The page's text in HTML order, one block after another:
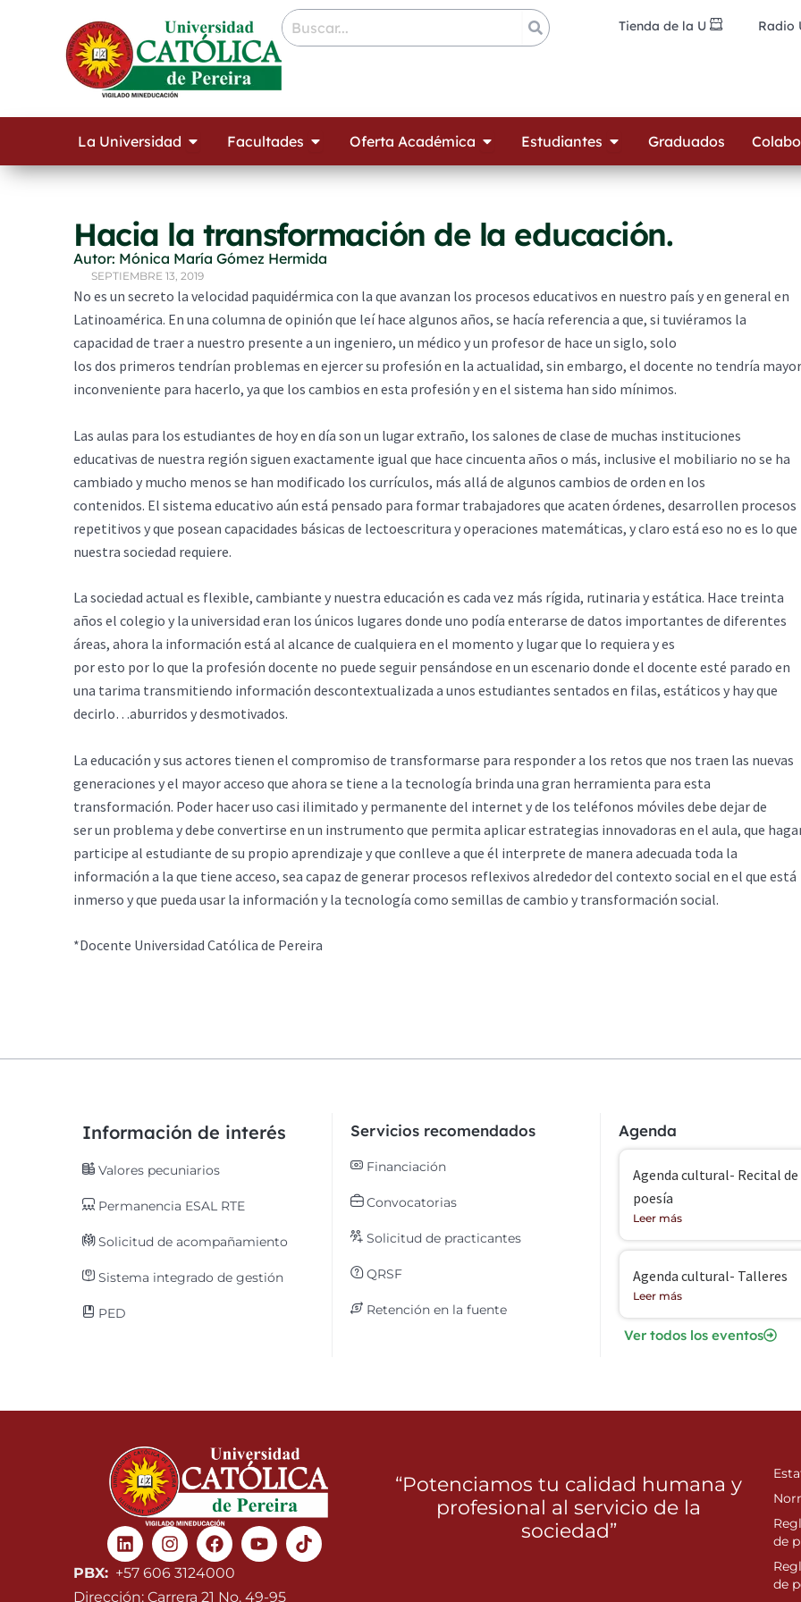
Tienda de la U Radio
La Universidad Open La Universidad
Facultades Open Facultades
Oferta Académica Open Oferta Académica
Estudiantes Open Estudiantes
Graduados
Hacia la transformación de la educación.
Autor: Mónica María Gómez Hermida
SEPTIEMBRE 13, 2019
No es un secreto la velocidad paquidérmica con la que avanzan los procesos educativos en nuestro país y en general en
Latinoamérica. En una columna de opinión que leí hace algunos años, se hacía referencia a que, si tuviéramos la
capacidad de traer a nuestro presente a un ingeniero, un médico y un profesor de hace un siglo, solo
los dos primeros tendrían problemas en ejercer su profesión en la actualidad, sin embargo, el docente no tendría mayor
inconveniente para hacerlo, ya que los cambios en esta profesión y en el sistema han sido mínimos.
Las aulas para los estudiantes de hoy en día son un lugar extraño, los salones de clase de muchas instituciones
educativas de nuestra región siguen exactamente igual que hace cincuenta años o más, inclusive el mobiliario no se ha
cambiado y mucho menos se han modificado los currículos, más allá de algunos cambios de orden en los
contenidos. El sistema educativo aún está pensado para formar trabajadores que acaten órdenes, desarrollen procesos
repetitivos y que posean capacidades básicas de lectoescritura y operaciones matemáticas, y claro está eso no es lo que
nuestra sociedad requiere.
La sociedad actual es flexible, cambiante y nuestra educación es cada vez más rígida, rutinaria y estática. Hace treinta
años el colegio y la universidad eran los únicos lugares donde uno podía enterarse de datos importantes de diferentes
áreas, ahora la información está al alcance de cualquiera en el momento y lugar que lo requiera y es
por esto por lo que la profesión docente no puede seguir pensándose en un escenario donde el docente esté parado en
una tarima transmitiendo información descontextualizada a unos estudiantes sentados en filas, estáticos y hay que
decirlo…aburridos y desmotivados.
La educación y sus actores tienen el compromiso de transformarse para responder a los retos que nos traen las nuevas
generaciones y el mayor acceso que ahora se tiene a la tecnología brinda una gran herramienta para esta
transformación. Poder hacer uso casi ilimitado y permanente del internet y de los teléfonos móviles debe dejar de
ser un problema y debe convertirse en un instrumento que permita aplicar estrategias innovadoras en el aula, que
participe al estudiante de su propio aprendizaje y que conlleve a que él interprete de manera adecuada toda la
información a la que tiene acceso, sea capaz de generar procesos reflexivos alrededor del contexto social en el que está
inmerso y que pueda usar la información y la tecnología como semillas de cambio y transformación social.
*Docente Universidad Católica de Pereira
Información de interés
Valores pecuniarios
Permanencia ESAL RTE
Solicitud de acompañamiento
Sistema integrado de gestión
PED
Servicios recomendados
Financiación
Convocatorias
Solicitud de practicantes
QRSF
Retención en la fuente
Agenda
Agenda cultural- Recital de
poesía
Leer más
Agenda cultural- Talleres
Leer más
Ver todos los eventos
LinkedinInstagram
Facebook
Youtube
PBX: +57 606 3124000
Dirección: Carrera 21 No. 49-95
“Potenciamos tu calidad humana y
profesional al servicio de la
sociedad”
de
de